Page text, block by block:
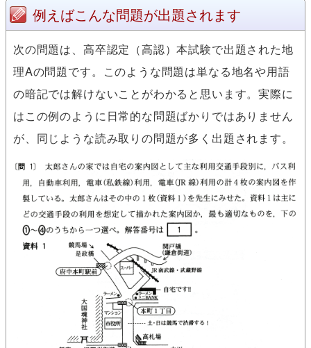
例えばこんな問題が出題されます
次の問題は、高卒認定（高認）本試験で出題された地
理Aの問題です。このような問題は単なる地名や用語
の暗記では解けないことがわかると思います。実際に
はこの例のように日常的な問題ばかりではありません
が、同じような読み取りの問題が多く出題されます。